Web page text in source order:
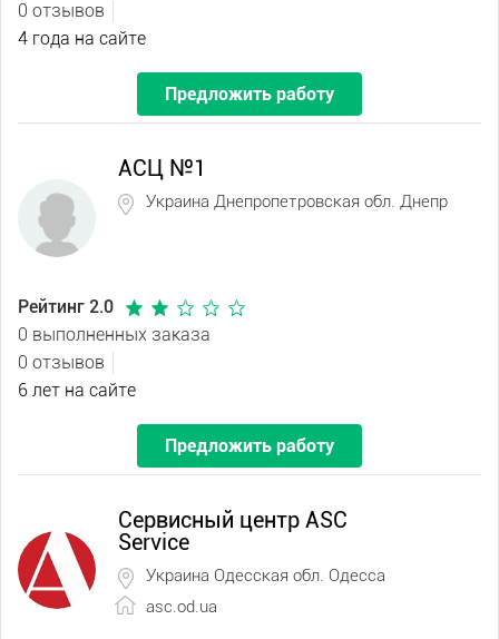
0 отзывов
4 года на сайте
Предложить работу
АСЦ №1
Украина Днепропетровская обл. Днепр
Рейтинг 2.0
0 выполненных заказа
0 отзывов
6 лет на сайте
Предложить работу
Сервисный центр ASC
Service
Украина Одесская обл. Одесса
asc.od.ua